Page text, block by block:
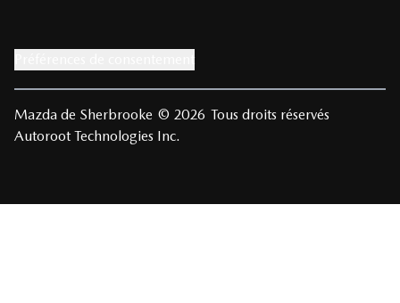
Mazda de Sherbrooke © 2026 Tous droits réservés
Autoroot Technologies Inc.